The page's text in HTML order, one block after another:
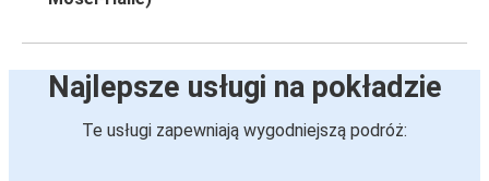
Najlepsze usługi na pokładzie
Te usługi zapewniają wygodniejszą podróż: